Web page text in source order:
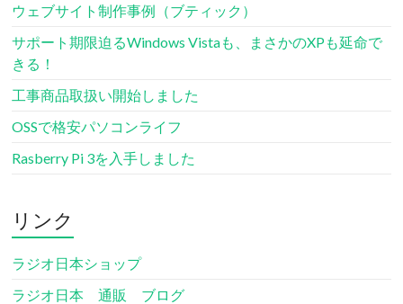
ウェブサイト制作事例（ブティック）
サポート期限迫るWindows Vistaも、まさかのXPも延命で
きる！
工事商品取扱い開始しました
OSSで格安パソコンライフ
Rasberry Pi 3を入手しました
リンク
ラジオ日本ショップ
ラジオ日本 通販 ブログ